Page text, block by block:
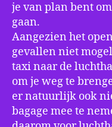
je van plan bent
gaan.
Aangezien het
gevallen niet
taxi naar de
om je weg te
er natuurlijk ook
bagage mee te